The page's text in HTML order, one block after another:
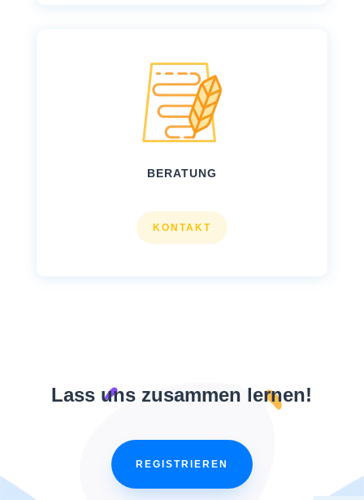
BERATUNG
KONTAKT
Lass uns zusammen lernen!
REGISTRIEREN